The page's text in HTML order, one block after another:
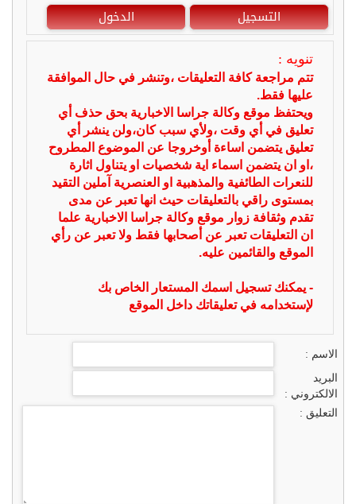
التسجيل الدخول
تنويه :
تتم مراجعة كافة التعليقات ،وتنشر في حال الموافقة
عليها فقط.
ويحتفظ موقع وكالة جراسا الاخبارية بحق حذف أي
تعليق في أي وقت ،ولأي سبب كان،ولن ينشر أي
تعليق يتضمن اساءة أوخروجا عن الموضوع المطروح
،او ان يتضمن اسماء اية شخصيات او يتناول اثارة
للنعرات الطائفية والمذهبية او العنصرية آملين التقيد
بمستوى راقي بالتعليقات حيث انها تعبر عن مدى
تقدم وثقافة زوار موقع وكالة جراسا الاخبارية علما
ان التعليقات تعبر عن أصحابها فقط ولا تعبر عن رأي
الموقع والقائمين عليه.
- يمكنك تسجيل اسمك المستعار الخاص بك
لإستخدامه في تعليقاتك داخل الموقع
الاسم :
البريد
الالكتروني :
التعليق :